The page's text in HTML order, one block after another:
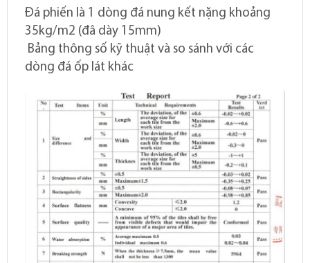
Đá phiến là 1 dòng đá nung kết nặng khoảng
35kg/m2 (đâ dày 15mm)
Bảng thông số kỹ thuật và so sánh với các
dòng đá ốp lát khác